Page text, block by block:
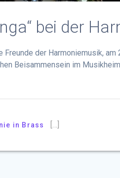
bei der
der Harmoniemusik, am
Beisammensein im
in Brass